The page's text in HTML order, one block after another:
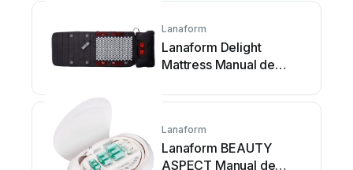
Lanaform
Lanaform Delight
Mattress Manual de
Lanaform
Lanaform BEAUTY
ASPECT Manual de